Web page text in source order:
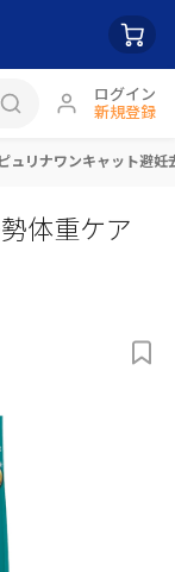
ログイン
新規登録
ピュリナワンキャット避
体重ケア